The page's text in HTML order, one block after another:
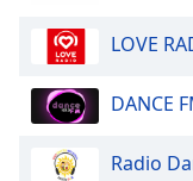
LOVE
DANCE
Radio